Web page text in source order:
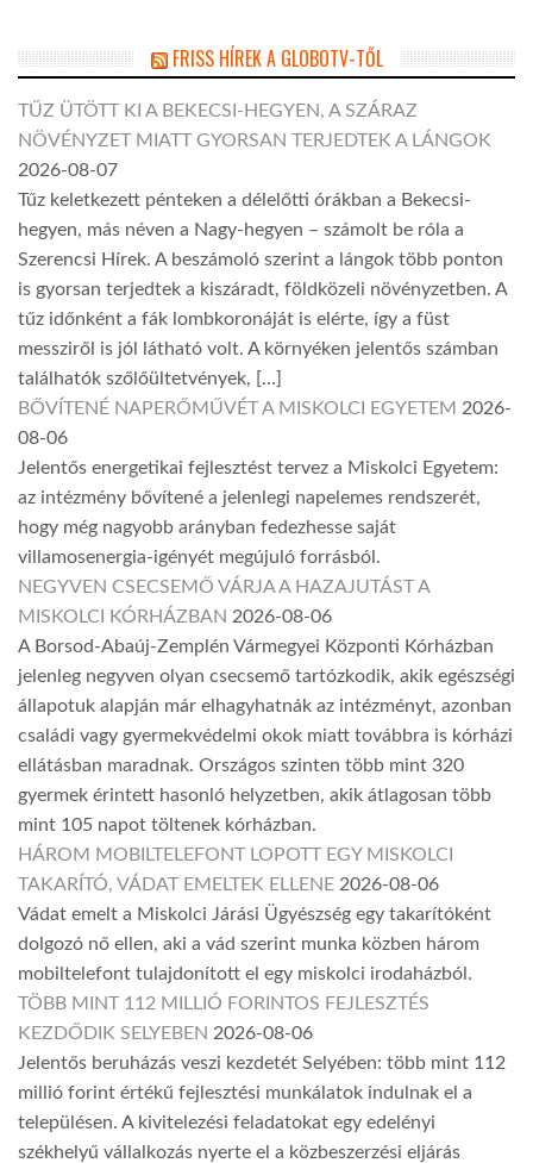
FRISS HÍREK A GLOBOTV-TŐL
TŰZ ÜTÖTT KI A BEKECSI-HEGYEN, A SZÁRAZ
NÖVÉNYZET MIATT GYORSAN TERJEDTEK A LÁNGOK
2026-08-07
Tűz keletkezett pénteken a délelőtti órákban a Bekecsi-
hegyen, más néven a Nagy-hegyen – számolt be róla a
Szerencsi Hírek. A beszámoló szerint a lángok több ponton
is gyorsan terjedtek a kiszáradt, földközeli növényzetben. A
tűz időnként a fák lombkoronáját is elérte, így a füst
messziről is jól látható volt. A környéken jelentős számban
találhatók szőlőültetvények, […]
BŐVÍTENÉ NAPERŐMŰVÉT A MISKOLCI EGYETEM 2026-
08-06
Jelentős energetikai fejlesztést tervez a Miskolci Egyetem:
az intézmény bővítené a jelenlegi napelemes rendszerét,
hogy még nagyobb arányban fedezhesse saját
villamosenergia-igényét megújuló forrásból.
NEGYVEN CSECSEMŐ VÁRJA A HAZAJUTÁST A
MISKOLCI KÓRHÁZBAN 2026-08-06
A Borsod-Abaúj-Zemplén Vármegyei Központi Kórházban
jelenleg negyven olyan csecsemő tartózkodik, akik egészségi
állapotuk alapján már elhagyhatnák az intézményt, azonban
családi vagy gyermekvédelmi okok miatt továbbra is kórházi
ellátásban maradnak. Országos szinten több mint 320
gyermek érintett hasonló helyzetben, akik átlagosan több
mint 105 napot töltenek kórházban.
HÁROM MOBILTELEFONT LOPOTT EGY MISKOLCI
TAKARÍTÓ, VÁDAT EMELTEK ELLENE 2026-08-06
Vádat emelt a Miskolci Járási Ügyészség egy takarítóként
dolgozó nő ellen, aki a vád szerint munka közben három
mobiltelefont tulajdonított el egy miskolci irodaházból.
TÖBB MINT 112 MILLIÓ FORINTOS FEJLESZTÉS
KEZDŐDIK SELYEBEN 2026-08-06
Jelentős beruházás veszi kezdetét Selyében: több mint 112
millió forint értékű fejlesztési munkálatok indulnak el a
településen. A kivitelezési feladatokat egy edelényi
székhelyű vállalkozás nyerte el a közbeszerzési eljárás